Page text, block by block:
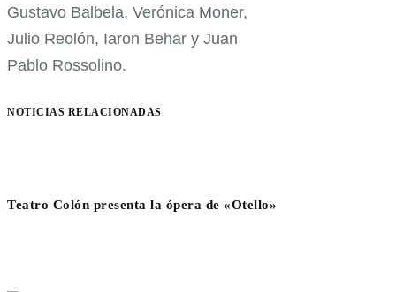
Gustavo Balbela, Verónica Moner,
Julio Reolón, Iaron Behar y Juan
Pablo Rossolino.
NOTICIAS RELACIONADAS
Teatro Colón presenta la ópera de «Otello»